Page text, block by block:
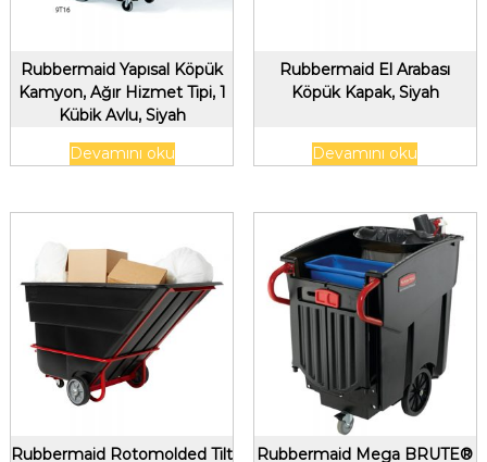
Rubbermaid Yapısal Köpük
Kamyon, Ağır Hizmet Tipi, 1
Kübik Avlu, Siyah
Devamını oku
Rubbermaid El Arabası
Köpük Kapak, Siyah
Devamını oku
Rubbermaid Rotomolded Tilt Rubbermaid Mega BRUTE®